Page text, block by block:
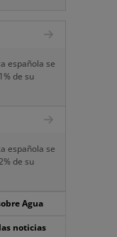
española se
de su
española se
de su
Agua
noticias